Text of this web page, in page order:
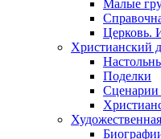
Малые
Церковь.
Христианский
Поделки
Сценарии